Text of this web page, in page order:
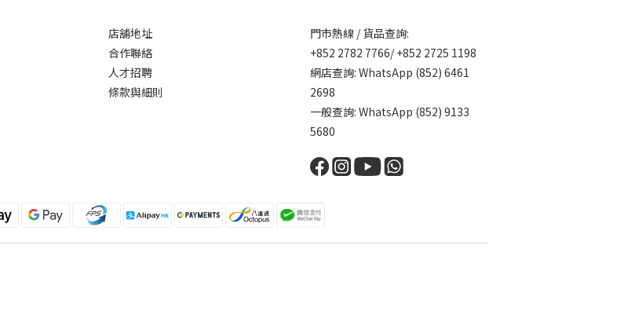
店舖地址
合作聯絡
人才招聘
條款與細則
門市熱線 / 貨品查詢:
+852 2782 7766/ +852 2725 1198
網店查詢: WhatsApp (852) 6461
2698
一般查詢: WhatsApp (852) 9133
5680